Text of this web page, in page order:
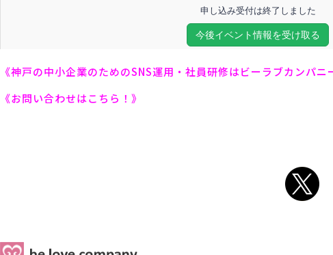
《神戸の中小企業のためのSNS運用・社員研修はビーラブカンパニ
《お問い合わせはこちら！》